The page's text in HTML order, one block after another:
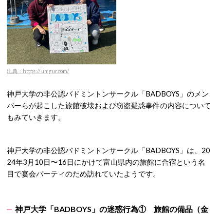
出典：https://i.imgur.com/
神戸大学の非公認バドミントンサークル「BADBOYS」のメン
バーらが起こした旅館破壊および窃盗疑惑事件の内容について
もみていきます。
神戸大学の非公認バドミントンサークル「BADBOYS」は、20
24年3月10日〜16日にかけて富山県内の旅館に合宿という名
目で宴会パーティのため訪れていたようです。
神戸大学「BADBOYS」の迷惑行為① 旅館の備品（金